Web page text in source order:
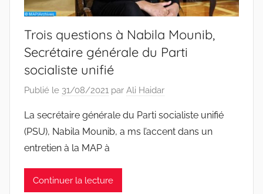
Trois questions à Nabila Mounib,
Secrétaire générale du Parti
socialiste unifié
Publié le 31/08/2021 par Ali Haidar
La secrétaire générale du Parti socialiste unifié
(PSU), Nabila Mounib, a ms l’accent dans un
entretien à la MAP à
Continuer la lecture